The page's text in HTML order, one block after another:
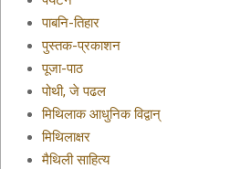
पाबनि-तिहार
पुस्तक-प्रकाशन
पूजा-पाठ
पोथी, जे पढल
मिथिलाक आधुनिक विद्वान्
मिथिलाक्षर
मैथिली साहित्य